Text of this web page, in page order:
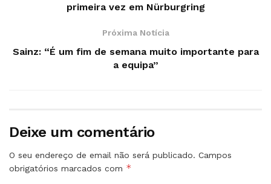
primeira vez em Nürburgring
Próxima Notícia
Sainz: “É um fim de semana muito importante para
a equipa”
Deixe um comentário
O seu endereço de email não será publicado. Campos
obrigatórios marcados com *